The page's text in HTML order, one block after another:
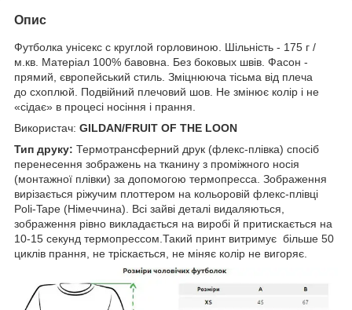
Опис
Футболка унісекс с круглой горловиною. Шільність - 175 г /
м.кв. Матеріал 100% бавовна. Без боковых швів. Фасон -
прямий, європейський стиль. Зміцнююча тісьма від плеча
до схоплюй. Подвійний плечовий шов. Не змінює колір і не
«сідає» в процесі носіння і прання.
Використач: GILDAN/FRUIT OF THE LOON
Тип друку: Термотрансферний друк (флекс-плівка) спосіб
перенесення зображень на тканину з проміжного носія
(монтажної плівки) за допомогою термопресса. Зображення
вирізається ріжучим плоттером на кольоровій флекс-плівці
Poli-Tape (Німеччина). Всі зайві деталі видаляються,
зображення рівно викладається на виробі й притискається на
10-15 секунд термопрессом.Такий принт витримує більше 50
циклів прання, не тріскається, не міняє колір не вигоряє.